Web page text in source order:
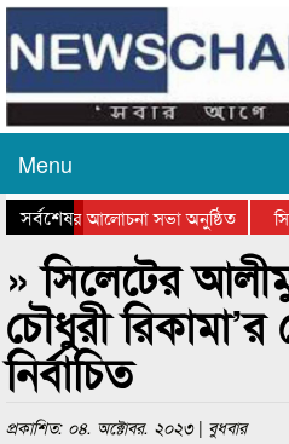
Menu
সর্বশেষ
দিবসের আলোচনা সভা অনুষ্ঠিত
সভা ও সম্মাননা প্রদান
» সিলেটের
চৌধুরী রিকামা’র
নির্বাচিত
প্রকাশিত: ০৪. অক্টোবর. ২০২৩ | বুধবার